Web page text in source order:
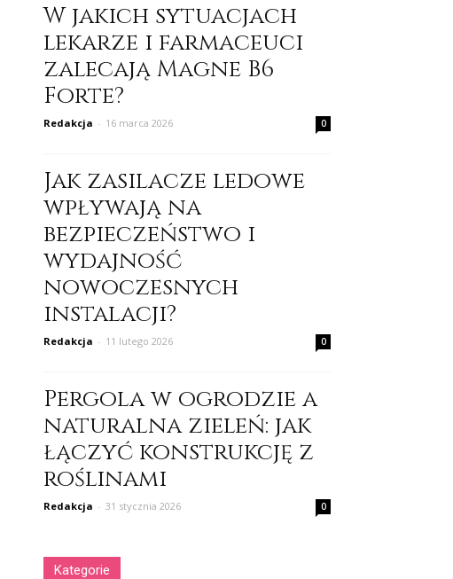
W jakich sytuacjach
lekarze i farmaceuci
zalecają Magne B6
Forte?
Redakcja - 16 marca 2026 0
Jak zasilacze ledowe
wpływają na
bezpieczeństwo i
wydajność
nowoczesnych
instalacji?
Redakcja - 11 lutego 2026 0
Pergola w ogrodzie a
naturalna zieleń: jak
łączyć konstrukcję z
roślinami
Redakcja - 31 stycznia 2026 0
Kategorie